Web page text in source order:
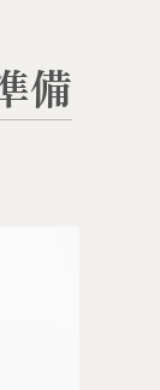
備